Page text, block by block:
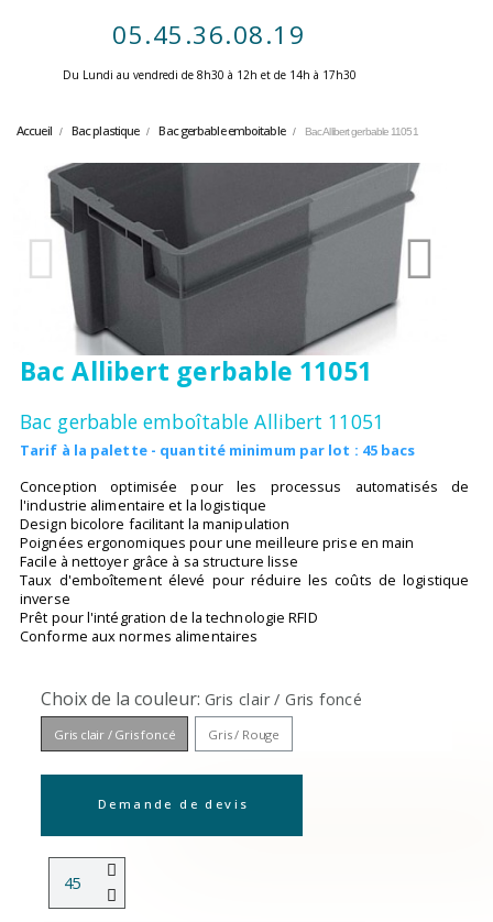
05.45.36.08.19
Du Lundi au vendredi de 8h30 à 12h et de 14h à 17h30 ​
Accueil Bac plastique Bac gerbable emboitable Bac Allibert gerbable 11051
Bac Allibert gerbable 11051
Bac gerbable emboîtable Allibert 11051
Tarif à la palette - quantité minimum par lot : 45 bacs
Conception optimisée pour les processus automatisés de
l'industrie alimentaire et la logistique
Design bicolore facilitant la manipulation
Poignées ergonomiques pour une meilleure prise en main
Facile à nettoyer grâce à sa structure lisse
Taux d'emboîtement élevé pour réduire les coûts de logistique
inverse
Prêt pour l'intégration de la technologie RFID
Conforme aux normes alimentaires
Choix de la couleur Gris clair / Gris foncé
Gris clair / Gris foncé Gris / Rouge
Demande de devis